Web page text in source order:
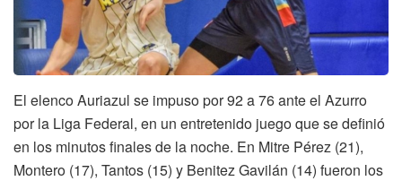
El elenco Auriazul se impuso por 92 a 76 ante el Azurro
por la Liga Federal, en un entretenido juego que se definió
en los minutos finales de la noche. En Mitre Pérez (21),
Montero (17), Tantos (15) y Benitez Gavilán (14) fueron los